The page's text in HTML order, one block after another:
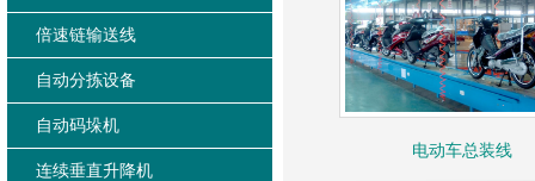
倍速链输送线
自动分拣设备
自动码垛机
连续垂直升降机
电动车总装线